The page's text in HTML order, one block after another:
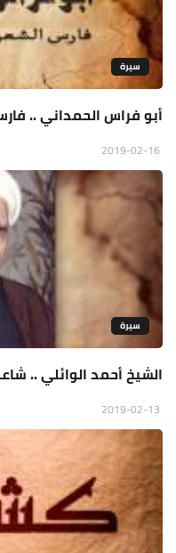
سيرة
أبو فراس الحمداني ..
سيرة
الشيخ أحمد الوائلي ..